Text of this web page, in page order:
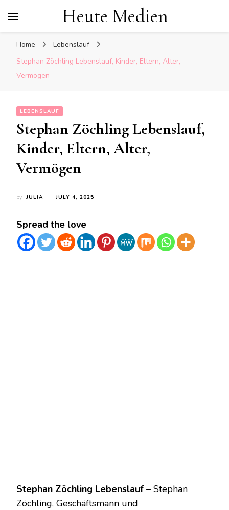
Heute Medien
Home
Lebenslauf
Stephan Zöchling Lebenslauf, Kinder, Eltern, Alter,
Vermögen
LEBENSLAUF
Stephan Zöchling Lebenslauf,
Kinder, Eltern, Alter,
Vermögen
by JULIA JULY 4, 2025
Spread the love
Stephan Zöchling Lebenslauf – Stephan
Zöchling, Geschäftsmann und